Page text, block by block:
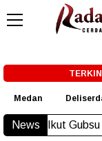
TERKINI
Medan
News Ikut